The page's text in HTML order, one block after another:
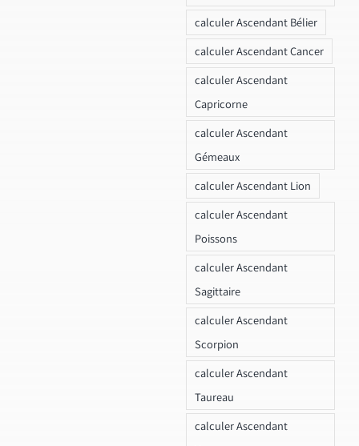
calculer Ascendant Bélier
calculer Ascendant Cancer
calculer Ascendant
Capricorne
calculer Ascendant
Gémeaux
calculer Ascendant Lion
calculer Ascendant
Poissons
calculer Ascendant
Sagittaire
calculer Ascendant
Scorpion
calculer Ascendant
Taureau
calculer Ascendant